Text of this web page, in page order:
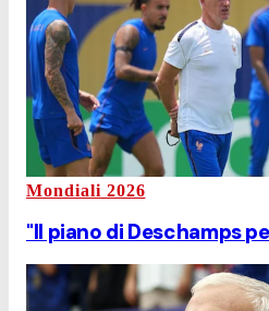
Mondiali 2026
"Il piano di Deschamps